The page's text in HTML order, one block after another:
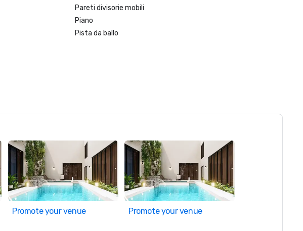
Pareti divisorie mobili
Piano
Pista da ballo
Promote your venue Promote your venue